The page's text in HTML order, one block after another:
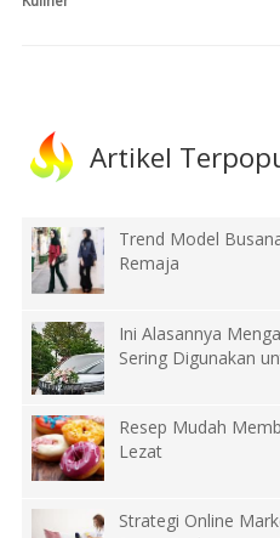
Artikel
Trend Model
Remaja
Ini Alasannya
Sering Digunakan
Resep Mudah
Lezat
Strategi Online